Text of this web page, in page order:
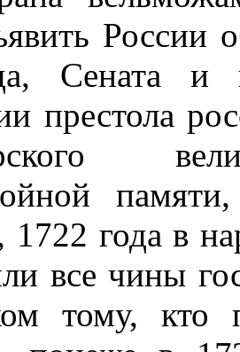
России
Сената и
престола
года в
все чины
тому, кто